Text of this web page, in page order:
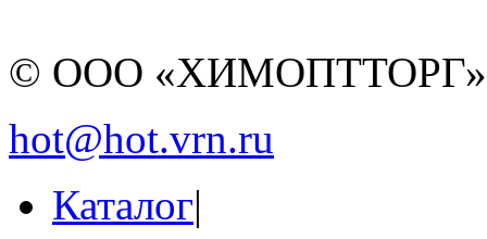
© ООО
hot@hot.vrn.ru
Каталог|